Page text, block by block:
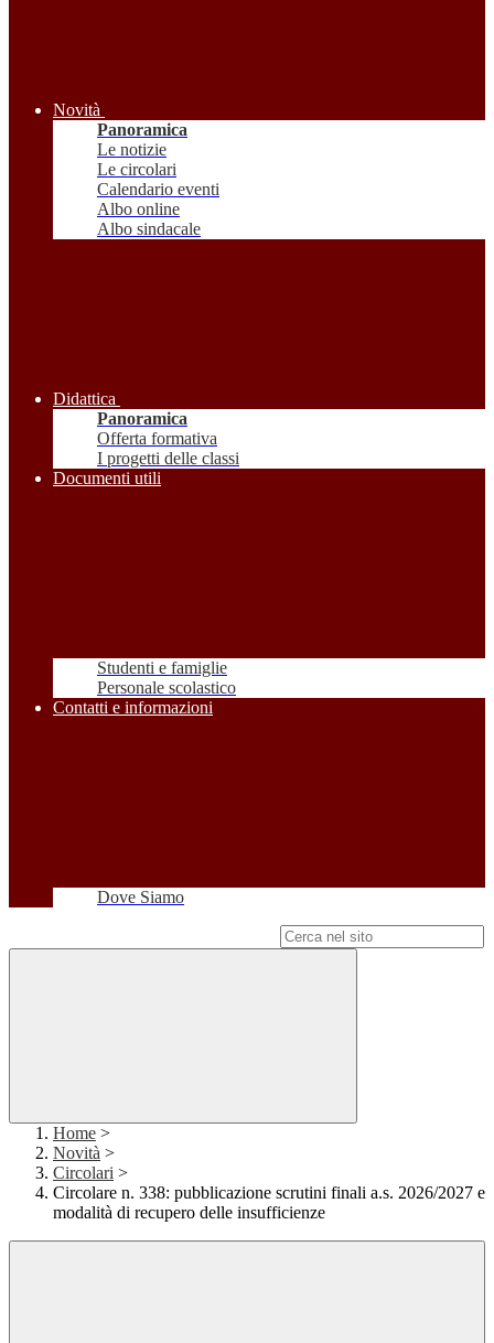
Novità
Panoramica
Le notizie
Le circolari
Calendario eventi
Albo online
Albo sindacale
Didattica
Panoramica
Offerta formativa
I progetti delle classi
Documenti utili
Studenti e famiglie
Personale scolastico
Contatti e informazioni
Dove Siamo
Home >
Novità >
Circolari >
Circolare n. 338: pubblicazione scrutini finali a.s. 2026/2027 e
modalità di recupero delle insufficienze